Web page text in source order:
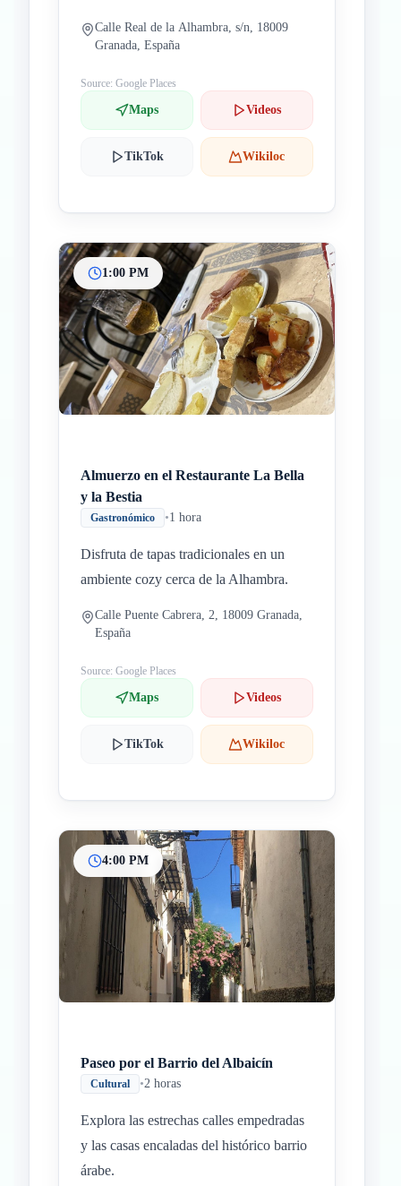
Calle Real de la Alhambra, s/n, 18009
Granada, España
Source: Google Places
Maps Videos
TikTok Wikiloc
1:00 PM
Almuerzo en el Restaurante La Bella
y la Bestia
Gastronómico •1 hora
Disfruta de tapas tradicionales en un
ambiente cozy cerca de la Alhambra.
Calle Puente Cabrera, 2, 18009 Granada,
España
Source: Google Places
Maps Videos
TikTok Wikiloc
4:00 PM
Paseo por el Barrio del Albaicín
Cultural •2 horas
Explora las estrechas calles empedradas
y las casas encaladas del histórico barrio
árabe.